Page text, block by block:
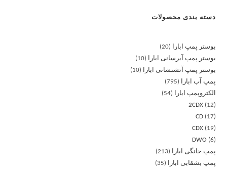
دسته بندی محصولات
بوستر پمپ ابارا
20
بوستر پمپ آبرسانی ابارا
10
بوستر پمپ آتشنشانی ابارا
10
پمپ آب ابارا
795
الکتروپمپ ابارا
54
2CDX
12
CD
17
CDX
19
DWO
6
پمپ خانگی ابارا
213
پمپ بشقابی ابارا
35